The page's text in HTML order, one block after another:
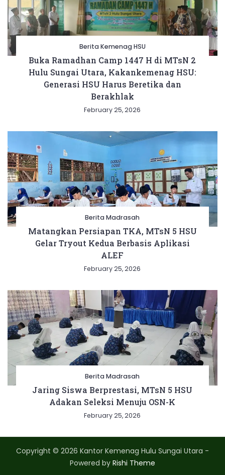
Berita Kemenag HSU
Buka Ramadhan Camp 1447 H di MTsN 2
Hulu Sungai Utara, Kakankemenag HSU:
Generasi HSU Harus Beretika dan
Berakhlak
February 25, 2026
Berita Madrasah
Matangkan Persiapan TKA, MTsN 5 HSU
Gelar Tryout Kedua Berbasis Aplikasi
ALEF
February 25, 2026
Berita Madrasah
Jaring Siswa Berprestasi, MTsN 5 HSU
Adakan Seleksi Menuju OSN-K
February 25, 2026
Copyright © 2026 Kantor Kemenag Hulu Sungai Utara -
Powered by Rishi Theme